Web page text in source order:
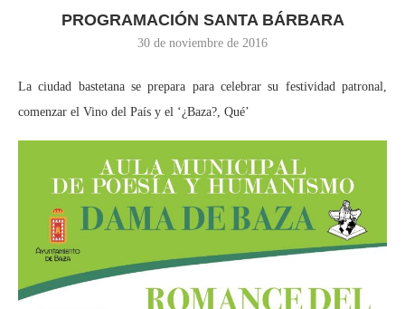
PROGRAMACIÓN SANTA BÁRBARA
30 de noviembre de 2016
La ciudad bastetana se prepara para celebrar su festividad patronal,
comenzar el Vino del País y el ‘¿Baza?, Qué’